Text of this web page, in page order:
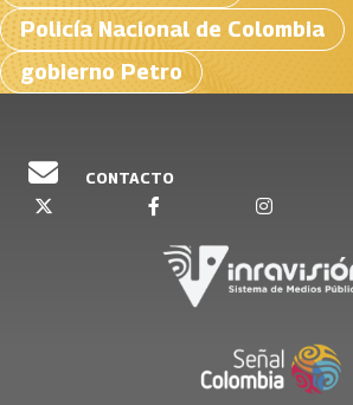
Policía Nacional de Colombia
gobierno Petro
CONTACTO